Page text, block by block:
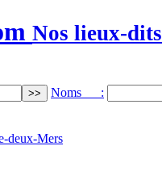
Nos lieux-
Noms :
deux-Mers